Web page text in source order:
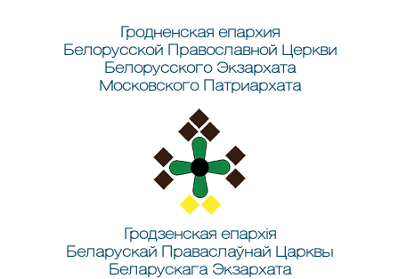
Гродненская епархия
Белорусской Православной Церкви
Белорусского Экзархата
Московского Патриархата
Гродзенская епархія
Беларускай Праваслаўнай Царквы
Беларускага Экзархата